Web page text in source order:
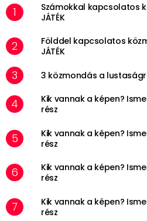
Számokkal kapcsolatos
JÁTÉK
Földdel kapcsolatos
JÁTÉK
3 közmondás a
Kik vannak a képen?
rész
Kik vannak a képen?
rész
Kik vannak a képen?
rész
Kik vannak a képen?
rész